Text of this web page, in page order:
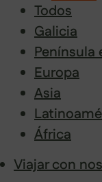
Todos
Galicia
Península
Europa
Asia
África
Viajar con